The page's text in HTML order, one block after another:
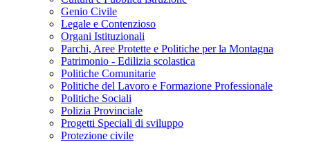
Genio Civile
Legale e Contenzioso
Organi Istituzionali
Parchi, Aree Protette e Politiche per la Montagna
Patrimonio - Edilizia scolastica
Politiche Comunitarie
Politiche del Lavoro e Formazione Professionale
Politiche Sociali
Polizia Provinciale
Progetti Speciali di sviluppo
Protezione civile